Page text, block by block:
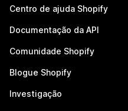
Centro de ajuda Shopify
Documentação da API
Comunidade Shopify
Blogue Shopify
Investigação